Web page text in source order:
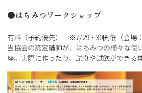
●はちみつワークショップ
有料（予約優先） ※7/29・30開催（会場：
当協会の認定講師が、はちみつの様々な使
座。実際に作ったり、試食や試飲ができる